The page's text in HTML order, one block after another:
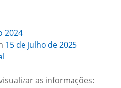
2024
15 de julho de 2025
as informações: